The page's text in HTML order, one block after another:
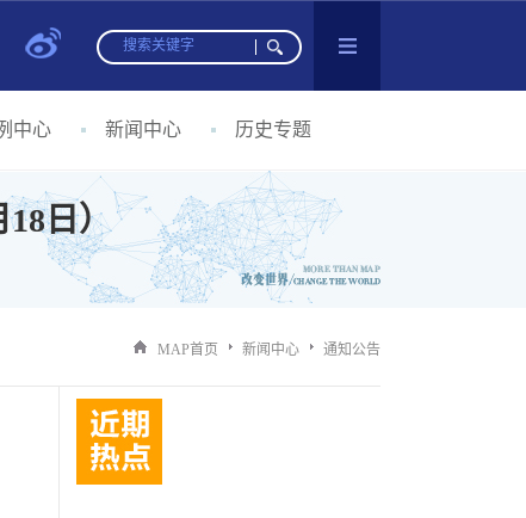
中心 新闻中心 历史专题
18日）
MAP首页 新闻中心 通知公告